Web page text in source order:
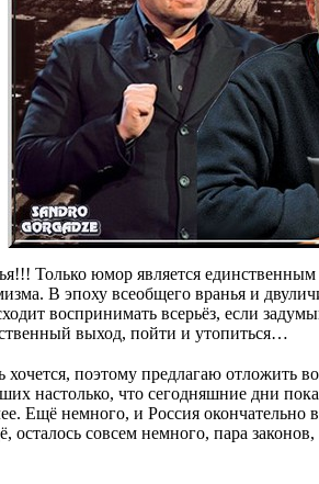
Только юмор является
В эпоху всеобщего вранья и
воспринимать всерьёз, если
выход, пойти и утопиться…
хочется, поэтому предлагаю отложить
настолько, что сегодняшние дни
Ещё немного, и Россия окончательно
осталось совсем немного, пара